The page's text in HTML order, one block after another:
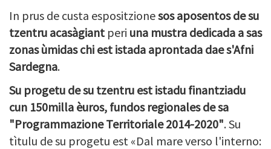
In prus de custa espositzionesos aposentos de su
tzentru acasàgiant peri una mustra dedicada a sas
zonas ùmidas chi est istada aprontada dae s'Afni
Sardegna.
Su progetu de su tzentru est istadu finantziadu
cun 150milla èuros, fundos regionales de sa
"Programmazione Territoriale 2014-2020". Su
tìtulu de su progetu est «Dal mare verso l'interno: